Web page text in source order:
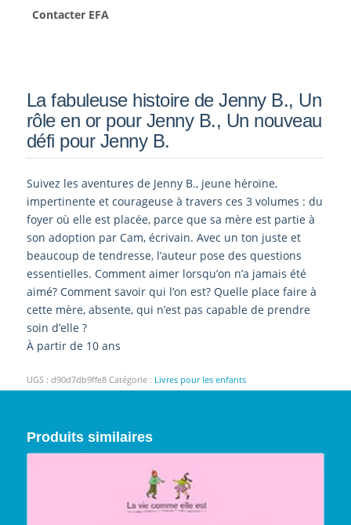
Contacter EFA
La fabuleuse histoire de Jenny B., Un
rôle en or pour Jenny B., Un nouveau
défi pour Jenny B.
Suivez les aventures de Jenny B., jeune héroïne,
impertinente et courageuse à travers ces 3 volumes : du
foyer où elle est placée, parce que sa mère est partie à
son adoption par Cam, écrivain. Avec un ton juste et
beaucoup de tendresse, l’auteur pose des questions
essentielles. Comment aimer lorsqu’on n’a jamais été
aimé? Comment savoir qui l’on est? Quelle place faire à
cette mère, absente, qui n’est pas capable de prendre
soin d’elle ?
À partir de 10 ans
UGS : d90d7db9ffe8 Catégorie : Livres pour les enfants
Produits similaires